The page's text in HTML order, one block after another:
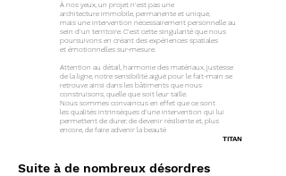
À nos yeux, un projet n’est pas une
architecture immobile, permanente et unique,
mais une intervention nécessairement personnelle au
sein d’un territoire. C’est cette singularité que nous
poursuivons en créant des expériences spatiales
et émotionnelles sur-mesure.
Attention au détail, harmonie des matériaux, justesse
de la ligne, notre sensibilité aiguë pour le fait-main se
retrouve ainsi dans les bâtiments que nous
construisons, quelle que soit leur taille.
Nous sommes convaincus en effet que ce sont
les qualités intrinsèques d’une intervention qui lui
permettent de durer, de devenir résiliente et, plus
encore, de faire advenir la beauté
TITAN
Suite à de nombreux désordres